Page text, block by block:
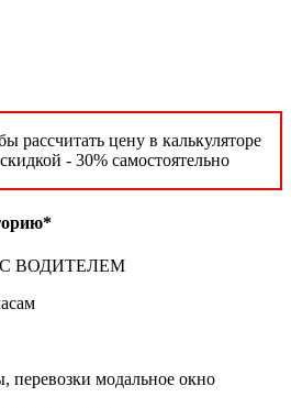
рассчитать цену в калькуляторе
- 30% самостоятельно
ВОДИТЕЛЕМ
перевозки модальное окно